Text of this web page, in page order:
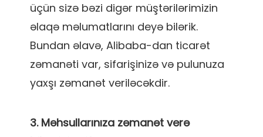
üçün sizə bəzi digər müştərilərimizin
əlaqə məlumatlarını deyə bilərik.
Bundan əlavə, Alibaba-dan ticarət
zəmanəti var, sifarişinizə və pulunuza
3. Məhsullarınıza zəmanət verə